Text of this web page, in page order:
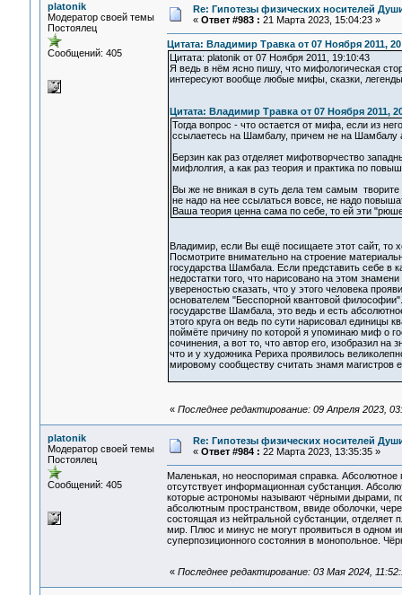
platonik
Модератор своей темы
Постоялец
Сообщений: 405
Re: Гипотезы физических носителей
« Ответ #983 : 21 Марта 2023, 15:04:23 »
Цитата: Владимир Травка от 07 Ноября 2011,
Цитата: platonik от 07 Ноября 2011, 19:10:43
Я ведь в нём ясно пишу, что мифологическая
интересуют вообще любые мифы, сказки,
Цитата: Владимир Травка от 07 Ноября 2011,
Тогда вопрос - что остается от мифа, если из
ссылаетесь на Шамбалу, причем не на Шамбалу
Берзин как раз отделяет мифотворчество
мифлолгия, а как раз теория и практика по
Вы же не вникая в суть дела тем самым
не надо на нее ссылаться вовсе, не надо
Ваша теория ценна сама по себе, то ей эти
Владимир, если Вы ещё посищаете этот сайт, то
Посмотрите внимательно на строение
государства Шамбала. Если представить себе в
недостатки того, что нарисовано на этом
увереностью сказать, что у этого человека
основателем "Бесспорной квантовой
государстве Шамбала, это ведь и есть
этого круга он ведь по сути нарисовал единицы
поймёте причину по которой я упоминаю миф о
сочинения, а вот то, что автор его, изобразил
что и у художника Рериха проявилось
мировому сообществу считать знамя
« Последнее редактирование: 09 Апреля 2023,
platonik
Модератор своей темы
Постоялец
Сообщений: 405
Re: Гипотезы физических носителей
« Ответ #984 : 22 Марта 2023, 13:35:35 »
Маленькая, но неоспоримая справка. Абсолютное
отсутствует информационная субстанция.
которые астрономы называют чёрными дырами,
абсолютным пространством, ввиде оболочки,
состоящая из нейтральной субстанции,
мир. Плюс и минус не могут проявиться в одном
суперпозиционного состояния в монопольное.
« Последнее редактирование: 03 Мая 2024,